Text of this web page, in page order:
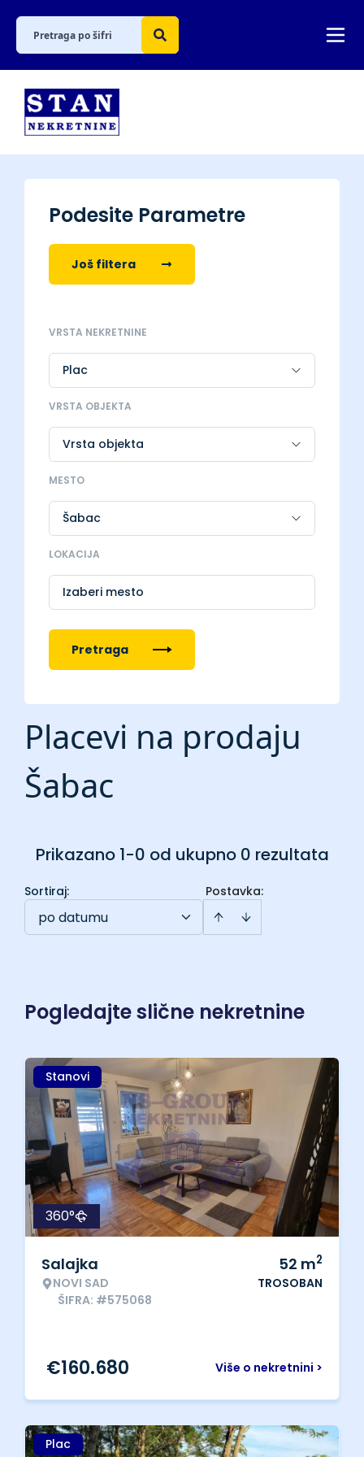
Podesite Parametre
Još filtera
VRSTA NEKRETNINE
VRSTA OBJEKTA
MESTO
LOKACIJA
Izaberi mesto
Pretraga
Placevi na prodaju
Šabac
Prikazano 1-0 od ukupno 0 rezultata
Postavka:
Sortiraj:
po datumu
Pogledajte slične nekretnine
Stanovi
360°
Salajka
NOVI SAD
ŠIFRA: #575068
52 m2
TROSOBAN
Više o nekretnini >
€160.680
Plac